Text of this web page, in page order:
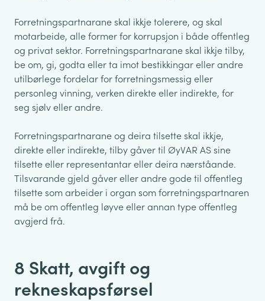
Forretningspartnarane skal ikkje tolerere, og skal
motarbeide, alle former for korrupsjon i både offentleg
og privat sektor. Forretningspartnarane skal ikkje tilby,
be om, gi, godta eller ta imot bestikkingar eller andre
utilbørlege fordelar for forretningsmessig eller
personleg vinning, verken direkte eller indirekte, for
seg sjølv eller andre.
Forretningspartnarane og deira tilsette skal ikkje,
direkte eller indirekte, tilby gåver til ØyVAR AS sine
tilsette eller representantar eller deira nærståande.
Tilsvarande gjeld gåver eller andre gode til offentleg
tilsette som arbeider i organ som forretningspartnaren
må be om offentleg løyve eller annan type offentleg
avgjerd frå.
8 Skatt, avgift og
rekneskapsførsel